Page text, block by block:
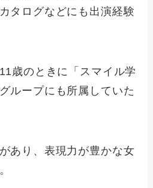
タログなどにも出演経験
歳のときに「スマイル学
ループにも所属していた
あり、表現力が豊かな女